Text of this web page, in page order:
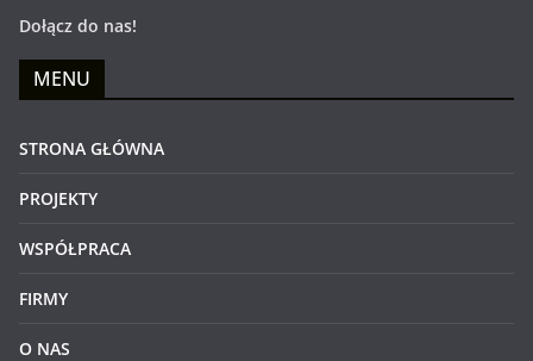
Dołącz do nas!
MENU
STRONA GŁÓWNA
PROJEKTY
WSPÓŁPRACA
FIRMY
O NAS